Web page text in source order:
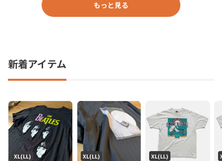
もっと見る
新着アイテム
XL(LL) XL(LL) XL(LL)